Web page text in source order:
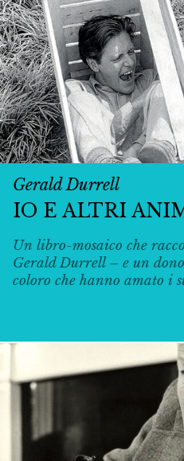
Gerald Durrell
IO E ALTRI
Un libro-mosaico che
Gerald Durrell – e un
coloro che hanno amato i